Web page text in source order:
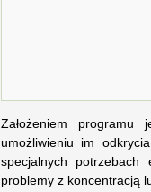
Założeniem
umożliwieniu im
specjalnych
problemy z koncentracją